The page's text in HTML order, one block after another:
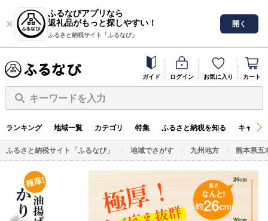
ふるなびアプリなら
返礼品がもっと探しやすい！
ふるさと納税サイト「ふるなび」
開く
ガイド ログイン お気に入り カート
キーワードを入力
ランキング 地域一覧 カテゴリ 特集 ふるさと納税を知る キャン
ふるさと納税サイト「ふるなび」 地域でさがす 九州地方 熊本県五